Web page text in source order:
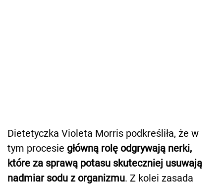
Dietetyczka Violeta Morris podkreśliła, że w
tym procesie główną rolę odgrywają nerki,
które za sprawą potasu skuteczniej usuwają
nadmiar sodu z organizmu. Z kolei zasada